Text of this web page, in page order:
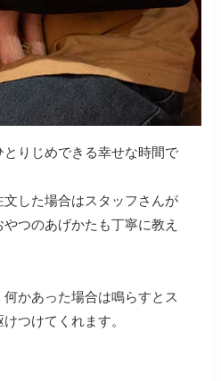
りじめできる幸せな時間で
した場合はスタッフさんが
つのあげかたも丁寧に教え
かあった場合は鳴らすとス
つけてくれます。